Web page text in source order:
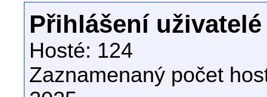
Přihlášení uživatelé
Hosté: 124
Zaznamenaný počet